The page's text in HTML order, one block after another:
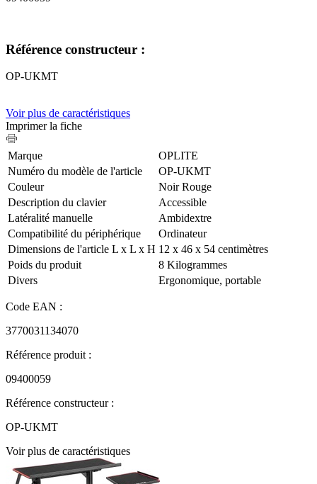
Référence constructeur :
OP-UKMT
Voir plus de caractéristiques
Imprimer la fiche
Marque
‎OPLITE
Numéro du modèle de l'article
‎OP-UKMT
Couleur
‎Noir Rouge
Description du clavier ‎
Accessible
Latéralité manuelle
‎Ambidextre
Compatibilité du périphérique
‎Ordinateur
Dimensions de l'article L x L x H ‎12 x 46 x 54 centimètres
Poids du produit
‎8 Kilogrammes
Divers
‎Ergonomique, portable
Code EAN :
3770031134070
Référence produit :
09400059
Référence constructeur :
OP-UKMT
Voir plus de caractéristiques